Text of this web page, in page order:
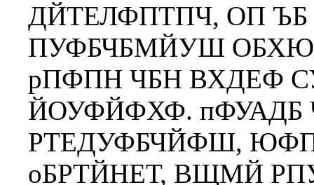
ДЙТЕЛФПТПЧ, ОП
ПУФБЧБМЙУШ
рПФПН ЧБН ВХДЕФ
ЙОУФЙФХФ.
РТЕДУФБЧЙФШ,
оБРТЙНЕТ, ВЩМЙ